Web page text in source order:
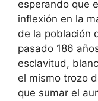
esperando que
inflexión en la
de la población
pasado 186
esclavitud,
el mismo trozo
que sumar el